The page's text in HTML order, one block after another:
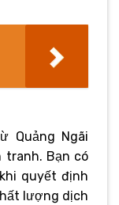
Quảng Ngãi
tranh. Bạn có
quyết định
lượng dịch